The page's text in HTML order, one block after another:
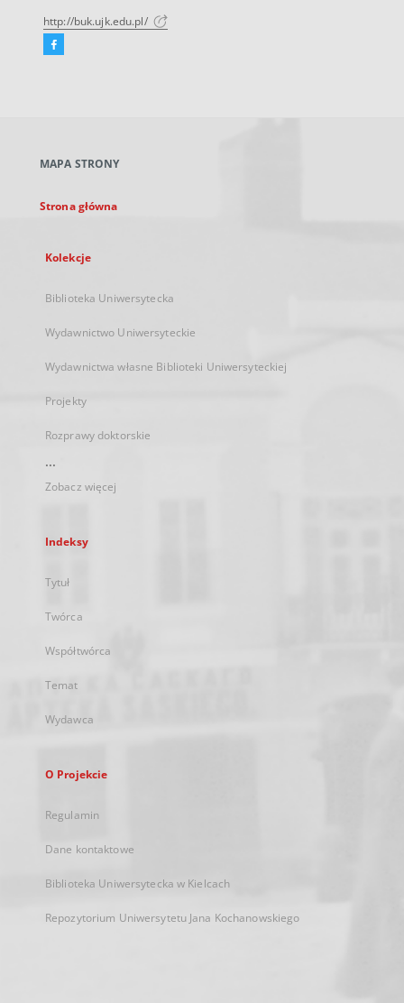
http://buk.ujk.edu.pl/
Facebook
karcie
MAPA STRONY
Strona główna
Kolekcje
Biblioteka Uniwersytecka
Wydawnictwo Uniwersyteckie
Wydawnictwa własne Biblioteki Uniwersyteckiej
Projekty
Rozprawy doktorskie
...
Zobacz więcej
Indeksy
Tytuł
Twórca
Współtwórca
Temat
Wydawca
O Projekcie
Regulamin
Dane kontaktowe
Biblioteka Uniwersytecka w Kielcach
Repozytorium Uniwersytetu Jana Kochanowskiego